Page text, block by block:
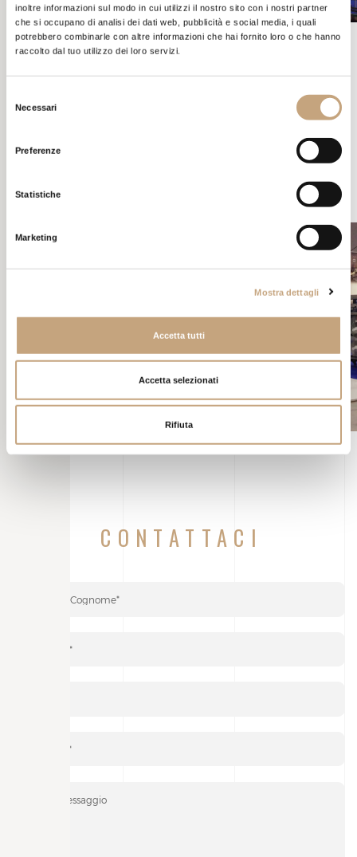
inoltre informazioni sul modo in cui utilizzi il nostro sito con i nostri partner
che si occupano di analisi dei dati web, pubblicità e social media, i quali
potrebbero combinarle con altre informazioni che hai fornito loro o che hanno
raccolto dal tuo utilizzo dei loro servizi.
del
Necessari
Preferenze
Statistiche
Marketing
Mostra dettagli
Accetta tutti
Accetta selezionati
Rifiuta
SIMEI
Semplice ma d’impatto, con un’area dedicata all’accoglienza e
una parte espositiva con i macchinari prodotti dall’azienda. Una
CONTATTACI